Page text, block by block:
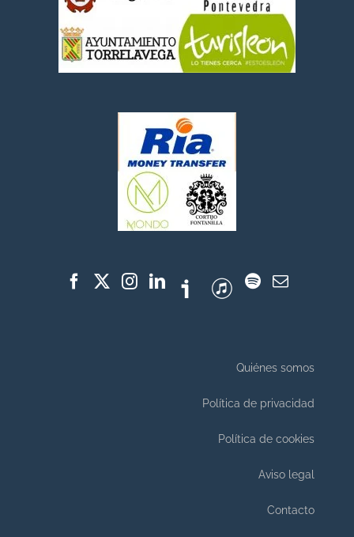
Quiénes somos
Política de privacidad
Política de cookies
Aviso legal
Contacto